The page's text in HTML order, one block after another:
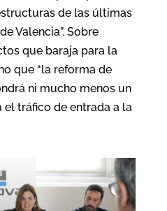
de las últimas
Valencia”. Sobre
que baraja para la
que “la reforma de
ni mucho menos un
tráfico de entrada a la